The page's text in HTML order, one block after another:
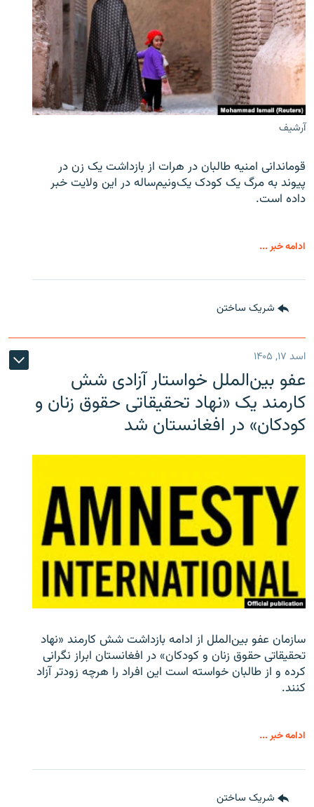
آرشیف
قوماندانی امنیه طالبان در هرات از بازداشت یک زن در
پیوند به مرگ یک کودک یک‌ونیم‌ساله در این ولایت خبر
داده است.
ادامه خبر ...
شریک ساختن
اسد ۱۷, ۱۴۰۵
عفو بین‌الملل خواستار آزادی شش
کارمند یک «نهاد تحقیقاتی حقوق زنان و
کودکان» در افغانستان شد
سازمان عفو بین‌الملل از ادامه بازداشت شش کارمند «نهاد
تحقیقاتی حقوق زنان و کودکان» در افغانستان ابراز نگرانی
کرده و از طالبان خواسته است این افراد را هرچه زودتر آزاد
کنند.
ادامه خبر ...
شریک ساختن